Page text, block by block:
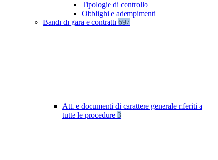
Tipologie di controllo
Obblighi e adempimenti
Bandi di gara e contratti 697
Atti e documenti di carattere generale riferiti a
tutte le procedure 3